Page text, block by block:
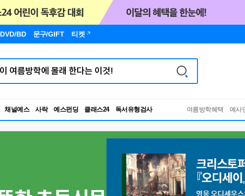
DVD/BD 문구/GIFT 티켓
채널예스 사락 예스펀딩 클래스24
RBTI Lab
독서유형검사
여름방학혜택 예사